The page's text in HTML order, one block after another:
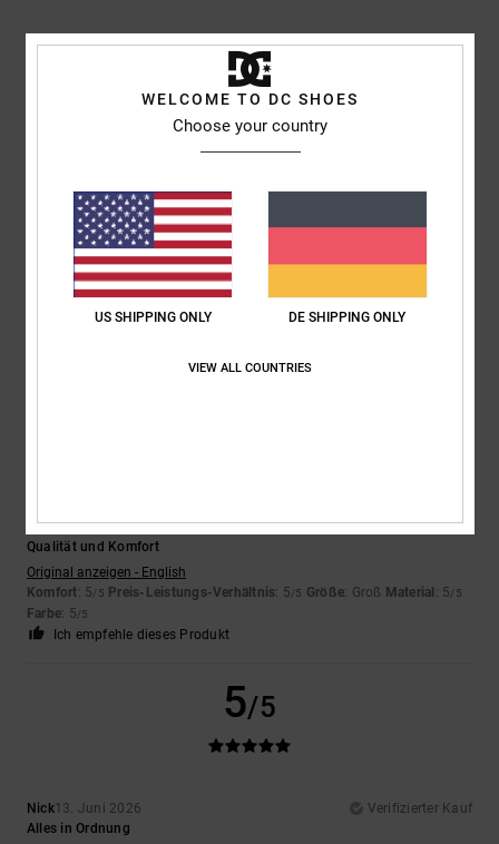
Marina6. Juli 2026
Verifizierter Kauf
Preis-Leistungs-Verhältnis
5/5
Almeida4. Juli 2026
Verifizierter Kauf
Genau wie das vorherige
Original anzeigen - Português
Keith15. Juni 2026
Verifizierter Kauf
Qualität und Komfort
Original anzeigen - English
Komfort: 5/5 Preis-Leistungs-Verhältnis: 5/5 Größe: Groß Material : 5/5
Farbe: 5/5
Ich empfehle dieses Produkt
5/5
Nick13. Juni 2026
Verifizierter Kauf
Alles in Ordnung
WELCOME TO DC SHOES
Choose your country
US SHIPPING ONLY DE SHIPPING ONLY
VIEW ALL COUNTRIES